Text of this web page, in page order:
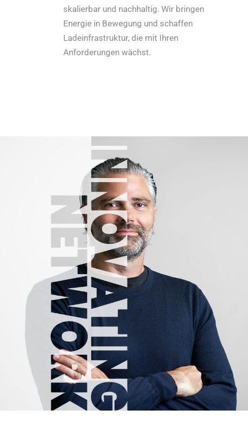
skalierbar und nachhaltig. Wir bringen
Energie in Bewegung und schaffen
Ladeinfrastruktur, die mit Ihren
Anforderungen wächst.